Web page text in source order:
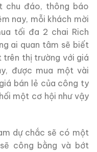
chu đáo, thông báo
nay, mỗi khách mời
tối đa 2 chai Rich
ai quan tâm sẽ biết
trên thị trường với giá
được mua một vài
bán lẻ của công ty
một cơ hội như vậy
dự chắc sẽ có một
công bằng và bớt